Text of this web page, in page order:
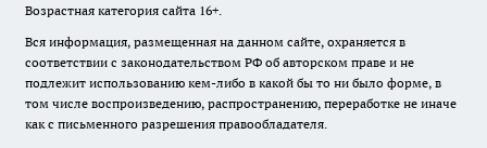
Возрастная категория сайта 16+.
Вся информация, размещенная на данном сайте, охраняется в
соответствии с законодательством РФ об авторском праве и не
подлежит использованию кем-либо в какой бы то ни было форме, в
том числе воспроизведению, распространению, переработке не иначе
как с письменного разрешения правообладателя.